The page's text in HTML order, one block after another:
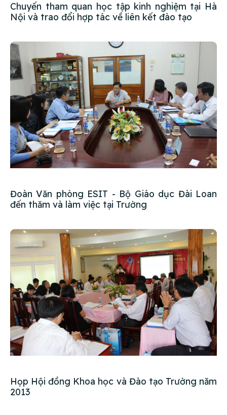
Chuyến tham quan học tập kinh nghiệm tại Hà
Nội và trao đổi hợp tác về liên kết đào tạo
Đoàn Văn phòng ESIT - Bộ Giáo dục Đài Loan
đến thăm và làm việc tại Trường
Họp Hội đồng Khoa học và Đào tạo Trường năm
2013